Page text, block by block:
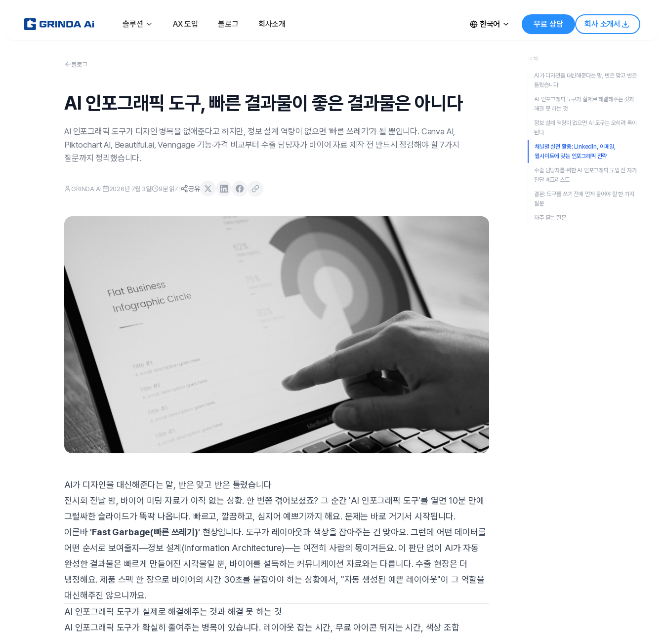
솔루션 AX 도입 블로그 회사소개 한국어 무료 상담 회사 소개서
블로그
AI 인포그래픽 도구, 빠른 결과물이 좋은 결과물은 아니다
AI 인포그래픽 도구가 디자인 병목을 없애준다고 하지만, 정보 설계 역량이 없으면 '빠른 쓰레기'가 될 뿐입니다. Canva AI,
Piktochart AI, Beautiful.ai, Venngage 기능·가격 비교부터 수출 담당자가 바이어 자료 제작 전 반드시 점검해야 할 7가지
질문까지 정리했습니다.
GRINDA AI 2026년 7월 3일 9분 읽기 공유
AI가 디자인을 대신해준다는 말, 반은 맞고 반은 틀렸습니다
전시회 전날 밤, 바이어 미팅 자료가 아직 없는 상황. 한 번쯤 겪어보셨죠? 그 순간 'AI 인포그래픽 도구'를 열면 10분 만에
그럴싸한 슬라이드가 뚝딱 나옵니다. 빠르고, 깔끔하고, 심지어 예쁘기까지 해요. 문제는 바로 거기서 시작됩니다.
이른바 'Fast Garbage(빠른 쓰레기)' 현상입니다. 도구가 레이아웃과 색상을 잡아주는 건 맞아요. 그런데 어떤 데이터를
어떤 순서로 보여줄지—정보 설계(Information Architecture)—는 여전히 사람의 몫이거든요. 이 판단 없이 AI가 자동
완성한 결과물은 빠르게 만들어진 시각물일 뿐, 바이어를 설득하는 커뮤니케이션 자료와는 다릅니다. 수출 현장은 더
냉정해요. 제품 스펙 한 장으로 바이어의 시간 30초를 붙잡아야 하는 상황에서, "자동 생성된 예쁜 레이아웃"이 그 역할을
대신해주진 않으니까요.
AI 인포그래픽 도구가 실제로 해결해주는 것과 해결 못 하는 것
AI 인포그래픽 도구가 확실히 줄여주는 병목이 있습니다. 레이아웃 잡는 시간, 무료 아이콘 뒤지는 시간, 색상 조합
목차
AI가 디자인을 대신해준다는 말, 반은 맞고 반은
틀렸습니다
AI 인포그래픽 도구가 실제로 해결해주는 것과
해결 못 하는 것
정보 설계 역량이 없으면 AI 도구는 오히려 독이
된다
채널별 실전 활용: LinkedIn, 이메일,
웹사이트에 맞는 인포그래픽 전략
수출 담당자를 위한 AI 인포그래픽 도입 전 자가
진단 체크리스트
결론: 도구를 쓰기 전에 먼저 물어야 할 한 가지
질문
자주 묻는 질문